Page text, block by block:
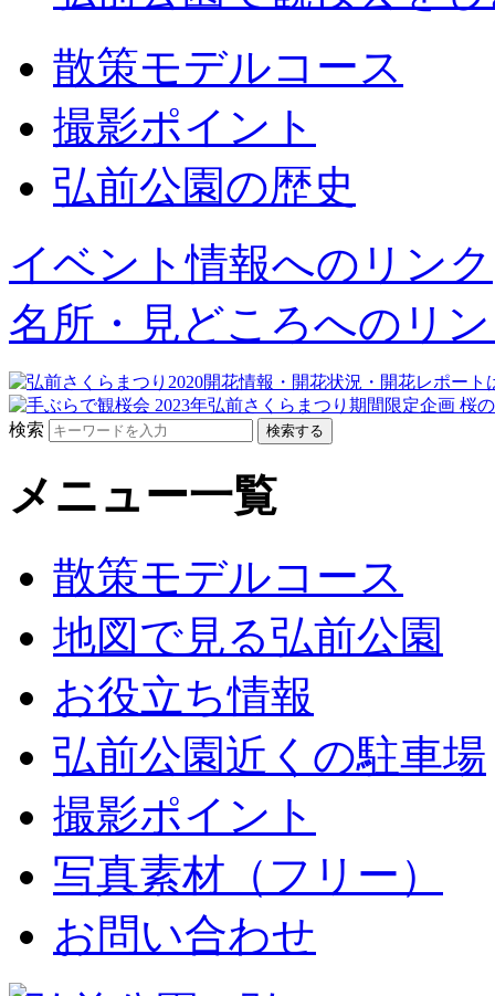
散策モデルコース
撮影ポイント
弘前公園の歴史
イベント情報へのリンク
名所・見どころへのリ
検索
メニュー一覧
散策モデルコース
地図で見る弘前公園
お役立ち情報
弘前公園近くの駐車場
撮影ポイント
写真素材（フリー）
お問い合わせ